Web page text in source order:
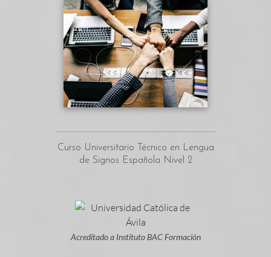
Curso Universitario Técnico en Lengua
de Signos Española Nivel 2
Acreditado a Instituto BAC Formación